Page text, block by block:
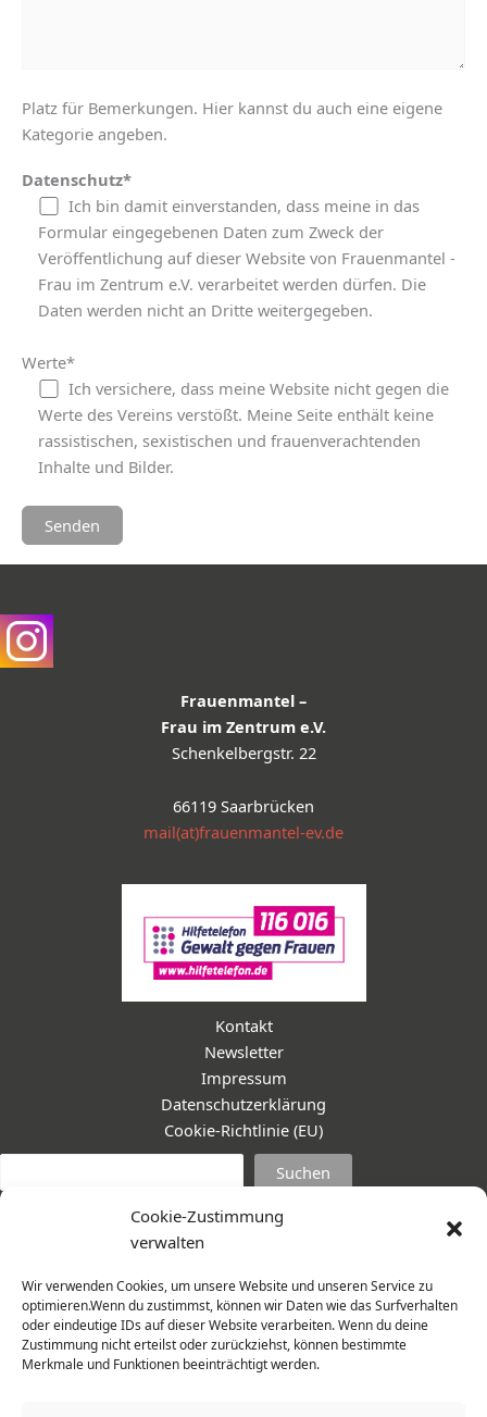
Cookie-Zustimmung
verwalten
Wir verwenden Cookies, um unsere Website und unseren Service zu
optimieren.Wenn du zustimmst, können wir Daten wie das Surfverhalten
oder eindeutige IDs auf dieser Website verarbeiten. Wenn du deine
Zustimmung nicht erteilst oder zurückziehst, können bestimmte
Merkmale und Funktionen beeinträchtigt werden.
Platz für Bemerkungen. Hier kannst du auch eine eigene
Kategorie angeben.
Datenschutz*
Ich bin damit einverstanden, dass meine in das
Formular eingegebenen Daten zum Zweck der
Veröffentlichung auf dieser Website von Frauenmantel -
Frau im Zentrum e.V. verarbeitet werden dürfen. Die
Daten werden nicht an Dritte weitergegeben.
Werte*
Ich versichere, dass meine Website nicht gegen die
Werte des Vereins verstößt. Meine Seite enthält keine
rassistischen, sexistischen und frauenverachtenden
Inhalte und Bilder.
Frauenmantel –
Frau im Zentrum e.V.
Schenkelbergstr. 22
66119 Saarbrücken
mail(at)frauenmantel-ev.de
Kontakt
Newsletter
Impressum
Datenschutzerklärung
Cookie-Richtlinie (EU)
Suchen